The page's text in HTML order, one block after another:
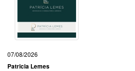
07/08/2026
Patricia Lemes